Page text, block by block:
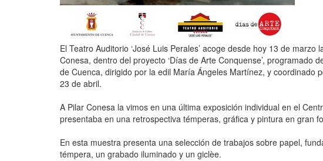
El Teatro Auditorio ‘José Luis Perales’ acoge desde hoy 13 de marzo
Conesa, dentro del proyecto ‘Días de Arte Conquense’, programado
de Cuenca, dirigido por la edil María Ángeles Martínez, y coordinado
23 de abril.
A Pilar Conesa la vimos en una última exposición individual en el
presentaba en una retrospectiva témperas, gráfica y pintura en gran
En esta muestra presenta una selección de trabajos sobre papel,
témpera, un grabado iluminado y un giclèe.